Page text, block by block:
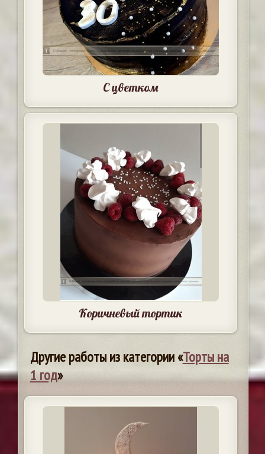
С цветком
Коричневый тортик
Другие работы из категории «Торты на
1 год»